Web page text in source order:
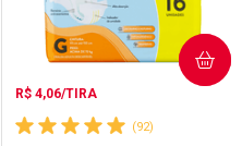
(92)
R$ 4,06/TIRA
COMPRAR